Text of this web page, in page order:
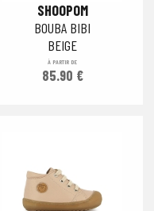
SHOOPOM
BOUBA BIBI
BEIGE
À PARTIR DE
85.90 €